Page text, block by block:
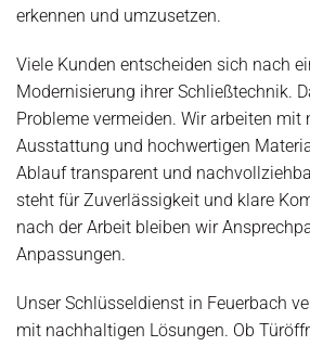
erkennen und umzusetzen.
Viele Kunden entscheiden sich nach
Modernisierung ihrer Schließtechnik.
Probleme vermeiden. Wir arbeiten mit
Ausstattung und hochwertigen
Ablauf transparent und
steht für Zuverlässigkeit und klare
nach der Arbeit bleiben wir
Anpassungen.
Unser Schlüsseldienst in Feuerbach
mit nachhaltigen Lösungen. Ob